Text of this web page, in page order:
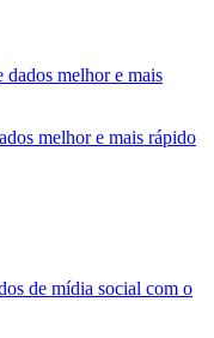
melhor e mais rápido